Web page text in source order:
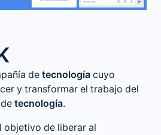
de tecnología cuyo
y transformar el trabajo del
tecnología.
objetivo de liberar al